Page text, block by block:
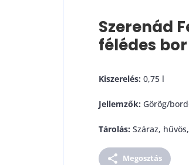
Szerenád
félédes bor
Kiszerelés: 0,75 l
Jellemzők: Görög/
Tárolás: Száraz,
Megosztás